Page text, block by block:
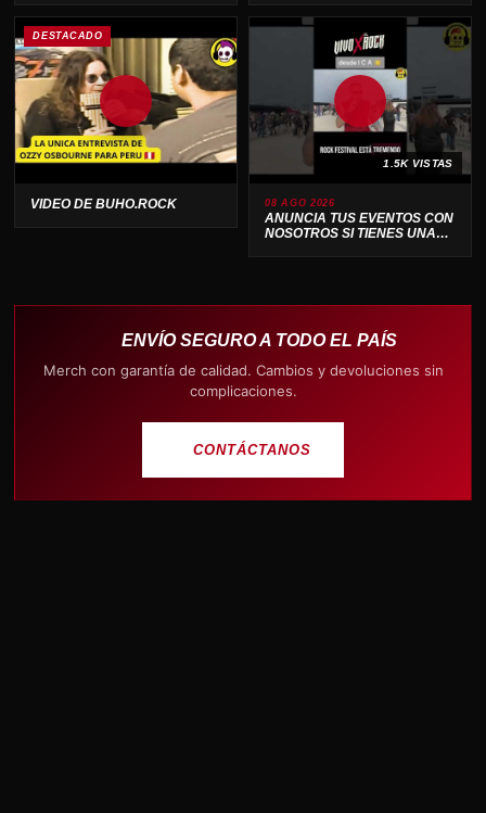
DESTACADO
VIDEO DE BUHO.ROCK
1.5K VISTAS
08 AGO 2026
ANUNCIA TUS EVENTOS CON
NOSOTROS SI TIENES UNA
ENVÍO SEGURO A TODO EL PAÍS
Merch con garantía de calidad. Cambios y devoluciones sin
complicaciones.
CONTÁCTANOS